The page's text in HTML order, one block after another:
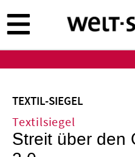
zum
Inhalt
TEXTIL-SIEGEL
Textilsiegel
Streit über den